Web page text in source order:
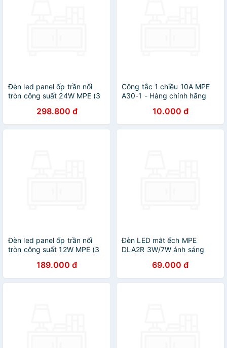
Đèn led panel ốp trần nổi
tròn công suất 24W MPE (3
298.800 đ
Công tắc 1 chiều 10A MPE
A30-1 - Hàng chính hãng
10.000 đ
Đèn led panel ốp trần nổi
tròn công suất 12W MPE (3
189.000 đ
Đèn LED mắt ếch MPE
DLA2R 3W/7W ánh sáng
69.000 đ